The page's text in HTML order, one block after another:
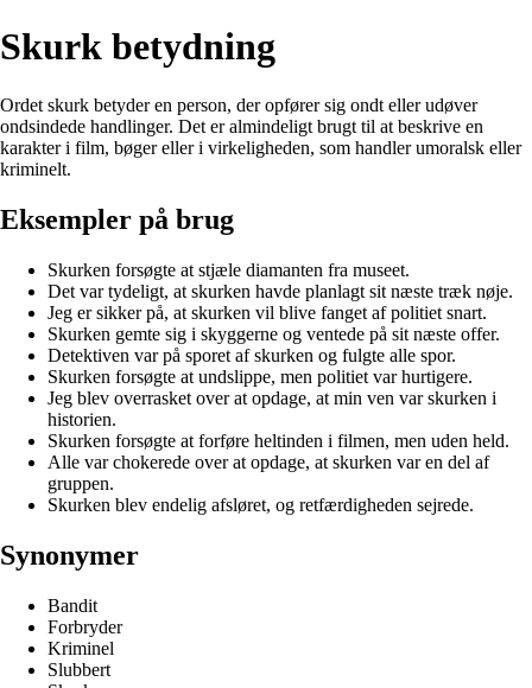
Skurk betydning
Ordet skurk betyder en person, der opfører sig ondt eller udøver
ondsindede handlinger. Det er almindeligt brugt til at beskrive en
karakter i film, bøger eller i virkeligheden, som handler umoralsk eller
kriminelt.
Eksempler på brug
Skurken forsøgte at stjæle diamanten fra museet.
Det var tydeligt, at skurken havde planlagt sit næste træk nøje.
Jeg er sikker på, at skurken vil blive fanget af politiet snart.
Skurken gemte sig i skyggerne og ventede på sit næste offer.
Detektiven var på sporet af skurken og fulgte alle spor.
Skurken forsøgte at undslippe, men politiet var hurtigere.
Jeg blev overrasket over at opdage, at min ven var skurken i
historien.
Skurken forsøgte at forføre heltinden i filmen, men uden held.
Alle var chokerede over at opdage, at skurken var en del af
gruppen.
Skurken blev endelig afsløret, og retfærdigheden sejrede.
Synonymer
Bandit
Forbryder
Kriminel
Slubbert